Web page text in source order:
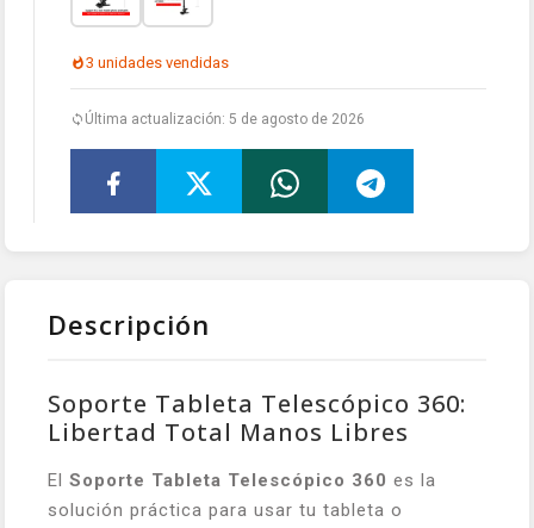
3 unidades vendidas
Última actualización: 5 de agosto de 2026
Descripción
Soporte Tableta Telescópico 360:
Libertad Total Manos Libres
El Soporte Tableta Telescópico 360 es la
solución práctica para usar tu tableta o